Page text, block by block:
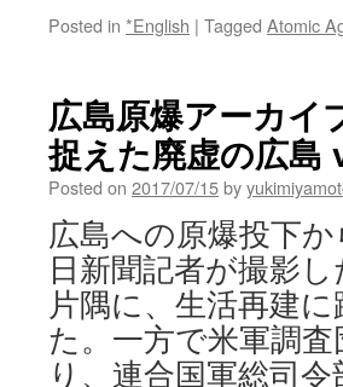
Posted in *English | Tagged Atomic
広島原爆アーカ
捉えた廃虚の広島
Posted on 2017/07/15by
広島への原爆投下
日新聞記者が撮影
片隅に、生活再建
た。一方で米軍調
り、連合国軍総司